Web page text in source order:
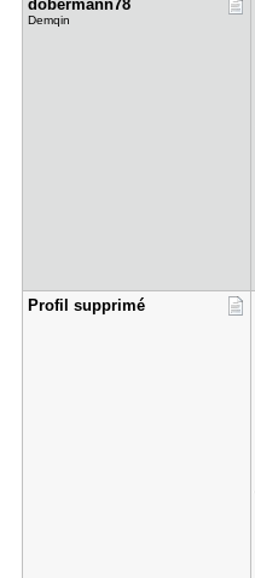
dobermann7​8
Demqin
Profil sup​primé